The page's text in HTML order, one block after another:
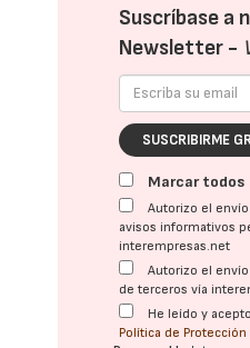
Suscríbase a
Newsletter -
SUSCRIBIRME
Marcar todos
Autorizo el
avisos informativos
interempresas.net
Autorizo el
de terceros vía
He leído y
Política de Protección